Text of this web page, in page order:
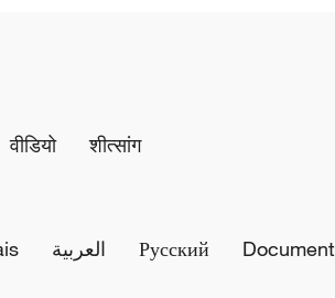
वीडियो शीत्सांग
العربية Русский